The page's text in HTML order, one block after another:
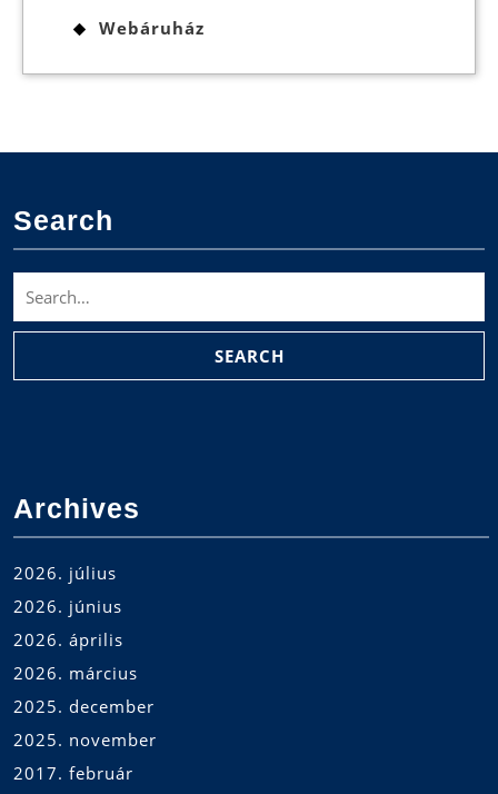
Webáruház
Search
for:
Archives
2026. július
2026. június
2026. április
2026. március
2025. december
2025. november
2017. február